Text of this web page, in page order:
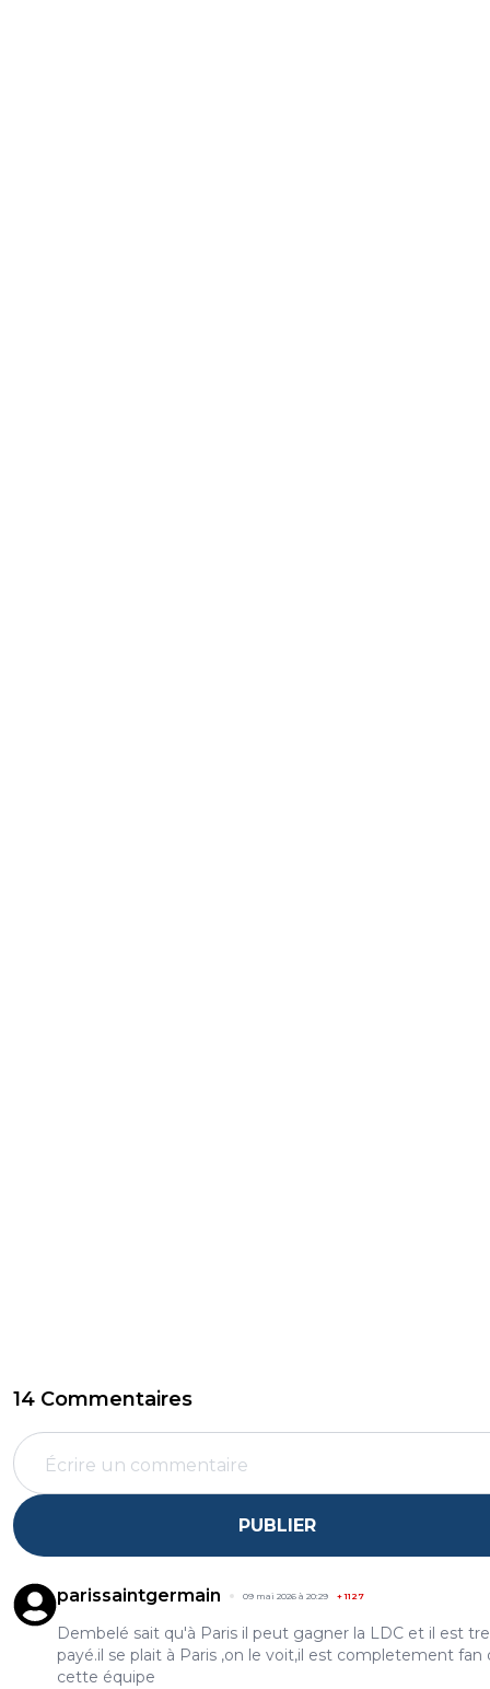
14 Commentaires
PUBLIER
parissaintgermain 09 mai 2026 à 20:29 +1127
Dembelé sait qu'à Paris il peut gagner la LDC et il est
payé.il se plait à Paris ,on le voit,il est completement fan
cette équipe